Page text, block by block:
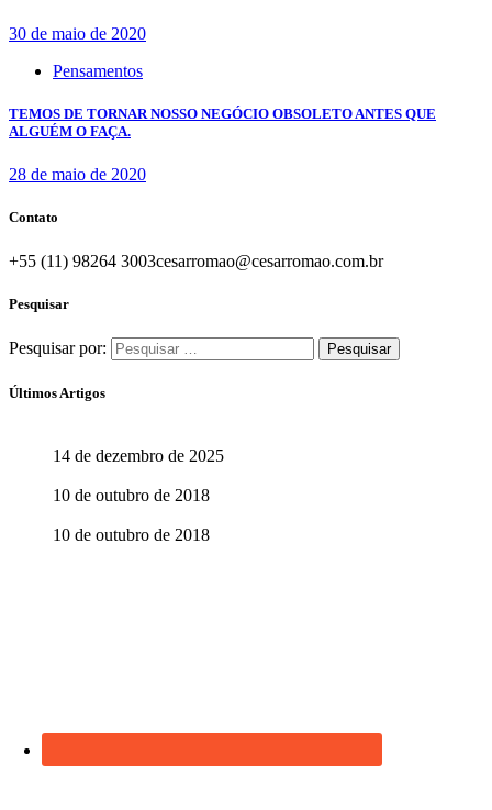
30 de maio de 2020
Pensamentos
TEMOS DE TORNAR NOSSO NEGÓCIO OBSOLETO ANTES QUE
ALGUÉM O FAÇA.
28 de maio de 2020
Contato
+55 (11) 98264 3003cesarromao@cesarromao.com.br
Pesquisar
Pesquisar por:
Últimos Artigos
14 de dezembro de 2025
10 de outubro de 2018
10 de outubro de 2018